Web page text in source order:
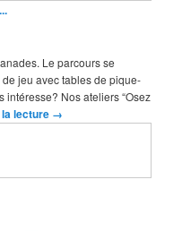
Le parcours se
jeu avec tables de pique-
Nos ateliers “Osez
lecture →